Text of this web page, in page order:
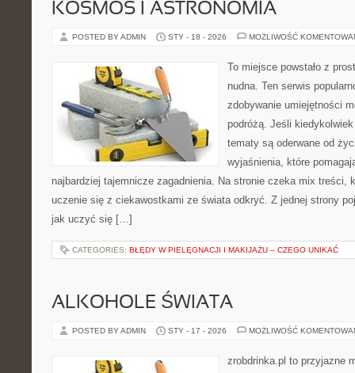
KOSMOS I ASTRONOMIA
POSTED BY ADMIN STY - 18 - 2026 MOŻLIWOŚĆ
To miejsce powstało z
nudna. Ten serwis
zdobywanie umiejętności
podróżą. Jeśli
tematy są oderwane od
wyjaśnienia, które
najbardziej tajemnicze zagadnienia. Na stronie czeka mix treści,
uczenie się z ciekawostkami ze świata odkryć. Z jednej strony
jak uczyć się […]
CATEGORIES: BŁĘDY W PIELĘGNACJI I MAKIJAŻU – CZEGO UNIKAĆ
ALKOHOLE ŚWIATA
POSTED BY ADMIN STY - 17 - 2026 MOŻLIWOŚĆ
zrobdrinka.pl to przyjazne